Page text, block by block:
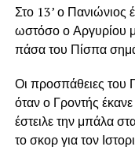
Στο 13’ ο Πανιώνιος
ωστόσο ο Αργυρίου
πάσα του Πίσπα
Οι προσπάθειες του
όταν ο Γροντής
έστειλε την μπάλα
το σκορ για τον